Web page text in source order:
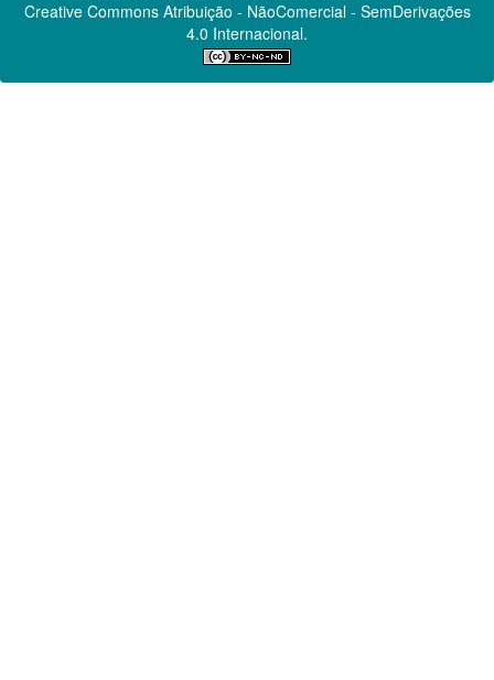
Creative CommonsAtribuição - NãoComercial - SemDerivações
4.0 Internacional.